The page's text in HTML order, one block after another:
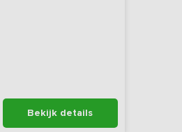
Bekijk details